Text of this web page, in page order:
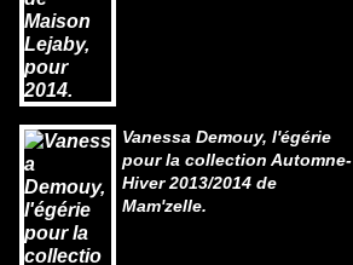
Vanessa Demouy, l'égérie
pour la collection Automne-
Hiver 2013/2014 de
Mam'zelle.